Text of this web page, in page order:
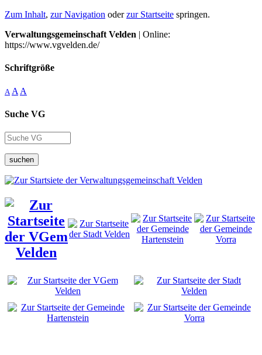
Zum Inhalt, zur Navigation oderzur Startseite springen.
Verwaltungsgemeinschaft Velden | Online:
https://www.vgvelden.de/
Schriftgröße
A A A
Suche VG
suchen